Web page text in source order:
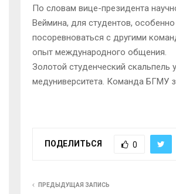
По словам вице-президента
Веймина, для студентов,
посоревноваться с другими
опыт международного общения.
Золотой студенческий скальпель
медуниверситета. Команда БГМУ
ПОДЕЛИТЬСЯ 0
ПРЕДЫДУЩАЯ ЗАПИСЬ